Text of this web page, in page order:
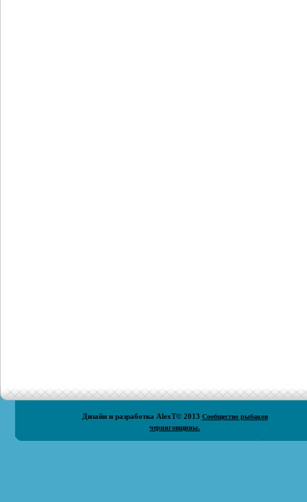
Дизайн и разработка AlexT© 2013 Сообщество рыбаков
черниговщины.